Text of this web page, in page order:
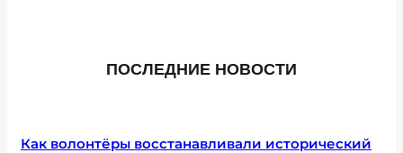
ПОСЛЕДНИЕ НОВОСТИ
Как волонтёры восстанавливали исторический